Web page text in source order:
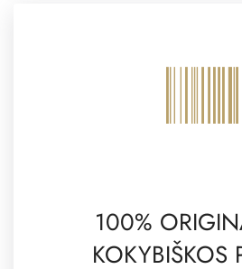
100%
KOKYBIŠKOS